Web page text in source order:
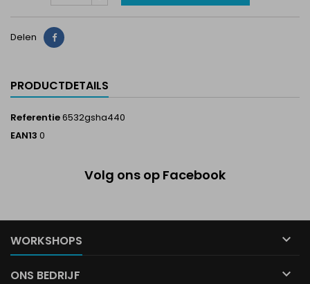
Delen Delen
PRODUCTDETAILS
Referentie6532gsha440
EAN13 0
Volg ons op Facebook
WORKSHOPS 
ONS BEDRIJF 